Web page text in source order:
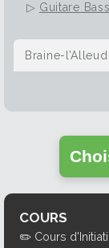
▷ Guitare
Braine-l’Alleud
COURS
✏️ Cours